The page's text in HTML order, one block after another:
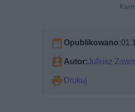
Opublikowano:
Autor:Juliusz
Drukuj